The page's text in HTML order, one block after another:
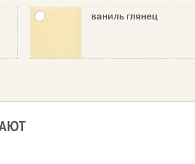
ваниль глянец